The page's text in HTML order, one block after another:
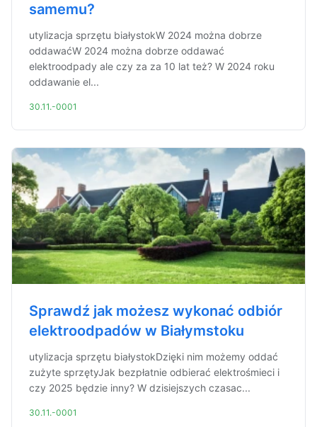
samemu?
utylizacja sprzętu białystokW 2024 można dobrze
oddawaćW 2024 można dobrze oddawać
elektroodpady ale czy za za 10 lat też? W 2024 roku
oddawanie el...
30.11.-0001
Sprawdź jak możesz wykonać odbiór
elektroodpadów w Białymstoku
utylizacja sprzętu białystokDzięki nim możemy oddać
zużyte sprzętyJak bezpłatnie odbierać elektrośmieci i
czy 2025 będzie inny? W dzisiejszych czasac...
30.11.-0001